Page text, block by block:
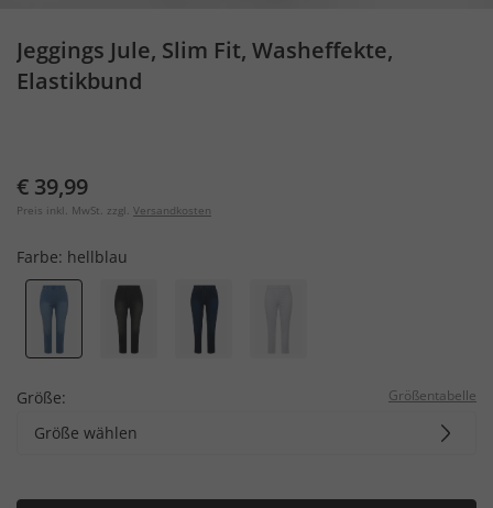
Jeggings Jule, Slim Fit, Washeffekte,
Elastikbund
€ 39,99
Preis inkl. MwSt. zzgl. Versandkosten
Farbe: hellblau
Größe: Größentabelle
Größe wählen